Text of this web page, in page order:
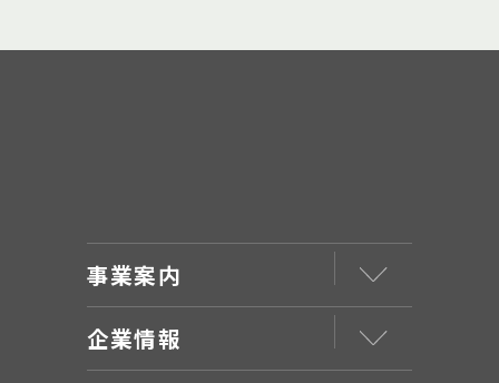
事業案内
企業情報